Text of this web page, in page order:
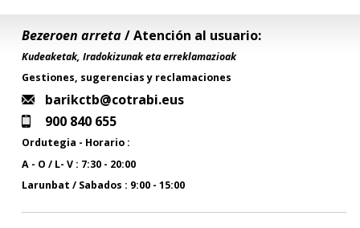
Bezeroen arreta/ Atención al usuario:
Kudeaketak, Iradokizunak eta erreklamazioak
Gestiones, sugerencias y reclamaciones
barikctb@cotrabi.eus
900 840 655
Ordutegia - Horario :
A - O / L- V : 7:30 - 20:00
Larunbat / Sabados : 9:00 - 15:00